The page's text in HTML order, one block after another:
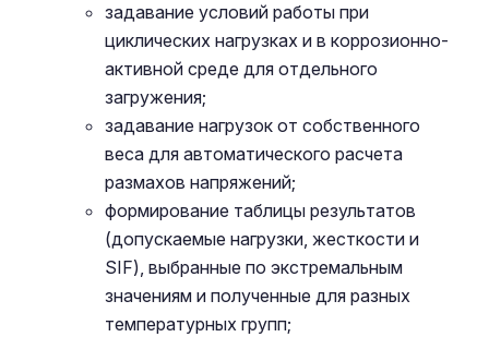
задавание условий работы при
циклических нагрузках и в коррозионно-
активной среде для отдельного
загружения;
задавание нагрузок от собственного
веса для автоматического расчета
размахов напряжений;
формирование таблицы результатов
(допускаемые нагрузки, жесткости и
SIF), выбранные по экстремальным
значениям и полученные для разных
температурных групп;